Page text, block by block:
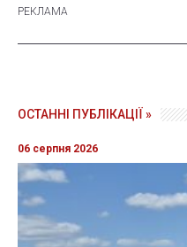
ОСТАННІ ПУБЛІКАЦІЇ »
06 серпня 2026